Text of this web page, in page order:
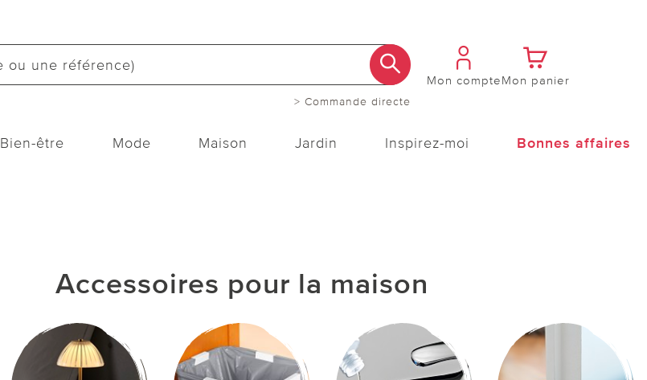
> Commande directe
Mon compteMon panier
Bien-être Mode Maison Jardin Inspirez-moi Bonnes affaires
Accessoires pour la maison